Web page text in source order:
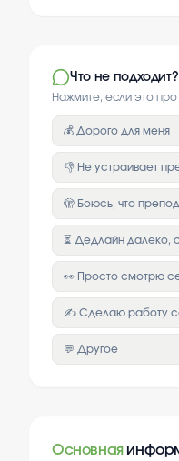
Что не подходит?
Нажмите, если это
💰 Дорого для меня
👎 Не устраивает
🫣 Боюсь, что
⏳ Дедлайн далеко,
👀 Просто смотрю
✍️ Сделаю работу
💬 Другое
Основная